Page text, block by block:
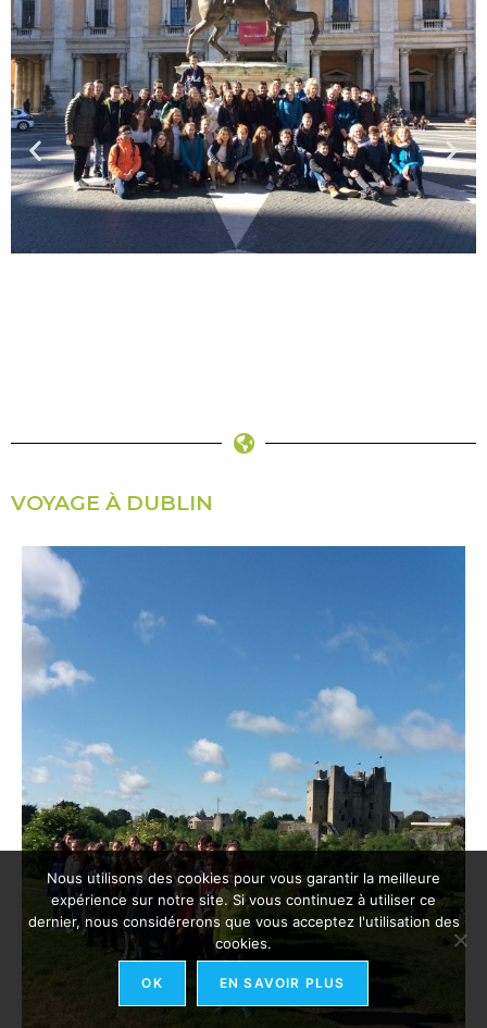
VOYAGE À DUBLIN
Nous utilisons des cookies pour vous garantir la meilleure
expérience sur notre site. Si vous continuez à utiliser ce
dernier, nous considérerons que vous acceptez l'utilisation des
cookies.
OK EN SAVOIR PLUS